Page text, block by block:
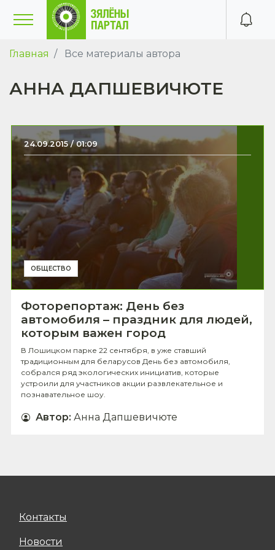
Главная Все материалы автора
АННА ДАПШЕВИЧЮТЕ
24.09.2015 / 01:09
ОБЩЕСТВО
Фоторепортаж: День без
автомобиля – праздник для людей,
которым важен город
В Лошицком парке 22 сентября, в уже ставший
традиционным для беларусов День без автомобиля,
собрался ряд экологических инициатив, которые
устроили для участников акции развлекательное и
познавательное шоу.
Автор: Анна Дапшевичюте
Контакты
Новости